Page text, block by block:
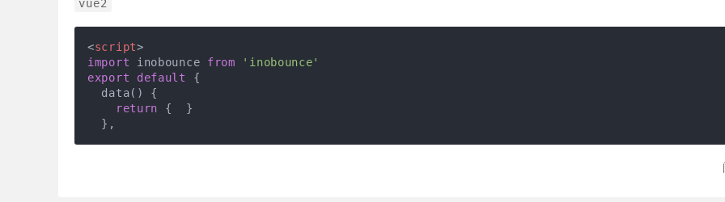
vue2
<script>
import inobounce from
'inobounce'
export
default
{
  data() {
return {  }
  },